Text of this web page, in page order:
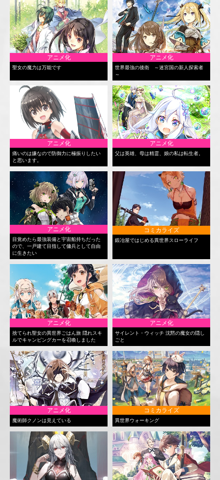
アニメ化
聖女の魔力は万能です
アニメ化
世界最強の後衛 ～迷宮国の新人探索者
～
アニメ化
痛いのは嫌なので防御力に極振りしたい
と思います。
アニメ化
父は英雄、母は精霊、娘の私は転生者。
アニメ化
目覚めたら最強装備と宇宙船持ちだった
ので、一戸建て目指して傭兵として自由
に生きたい
コミカライズ
鍛冶屋ではじめる異世界スローライフ
アニメ化
捨てられ聖女の異世界ごはん旅 隠れスキ
ルでキャンピングカーを召喚しました
アニメ化
サイレント・ウィッチ 沈黙の魔女の隠し
ごと
アニメ化
魔術師クノンは見えている
コミカライズ
異世界ウォーキング